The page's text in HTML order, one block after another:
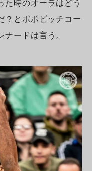
た時のオーラはどう
？とポポビッチコー
ードは言う。